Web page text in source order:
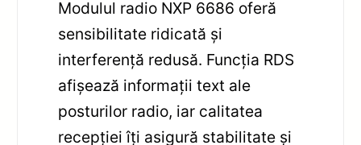
Modulul radio NXP 6686 oferă
sensibilitate ridicată și
interferență redusă. Funcția RDS
afișează informații text ale
posturilor radio, iar calitatea
recepției îți asigură stabilitate și